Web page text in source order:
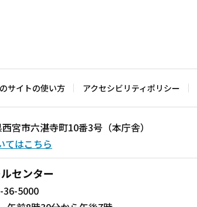
サイトの使い方 アクセシビリティポリシー
宮市六湛寺町10番3号（本庁舎）
てはこちら
センター
36-5000